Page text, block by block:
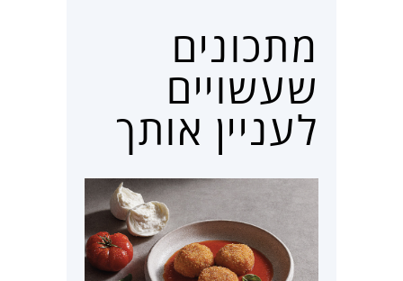
מתכונים
שעשויים
לעניין אותך